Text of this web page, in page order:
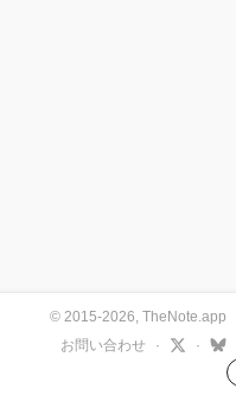
© 2015-2026, TheNote.app
お問い合わせ
· ·